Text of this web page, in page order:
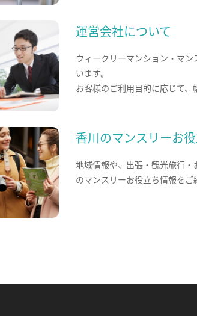
運営会社について
ウィークリーマンション・マ
います。
お客様のご利用目的に応じて、
香川のマンスリーお
地域情報や、出張・観光旅行
のマンスリーお役立ち情報をご